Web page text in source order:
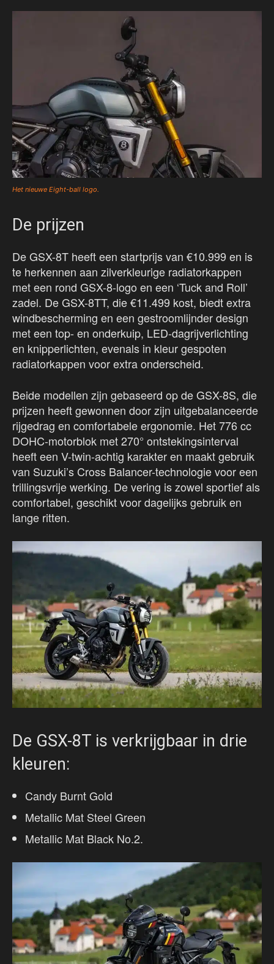
Het nieuwe Eight-ball logo.
De prijzen
De GSX-8T heeft een startprijs van €10.999 en is
te herkennen aan zilverkleurige radiatorkappen
met een rond GSX-8-logo en een ‘Tuck and Roll’
zadel. De GSX-8TT, die €11.499 kost, biedt extra
windbescherming en een gestroomlijnder design
met een top- en onderkuip, LED-dagrijverlichting
en knipperlichten, evenals in kleur gespoten
radiatorkappen voor extra onderscheid.
Beide modellen zijn gebaseerd op de GSX-8S, die
prijzen heeft gewonnen door zijn uitgebalanceerde
rijgedrag en comfortabele ergonomie. Het 776 cc
DOHC-motorblok met 270° ontstekingsinterval
heeft een V-twin-achtig karakter en maakt gebruik
van Suzuki’s Cross Balancer-technologie voor een
trillingsvrije werking. De vering is zowel sportief als
comfortabel, geschikt voor dagelijks gebruik en
lange ritten.
De GSX-8T is verkrijgbaar in drie
kleuren:
Candy Burnt Gold
Metallic Mat Steel Green
Metallic Mat Black No.2.